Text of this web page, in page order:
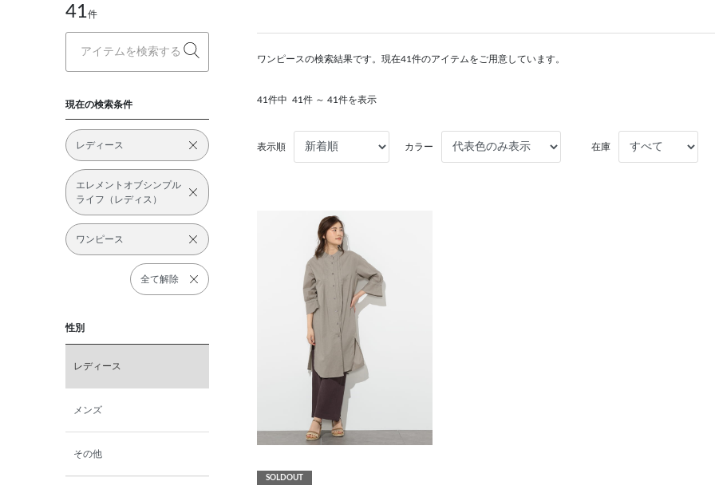
41件
現在の検索条件
レディース
エレメントオブシンプル
ライフ（レディス）
ワンピース
全て解除
性別
レディース
メンズ
その他
ワンピースの検索結果です。現在41件のアイテムをご用意しています。
41件中 41件 ～ 41件を表示
表示順 カラー 在庫
SOLDOUT